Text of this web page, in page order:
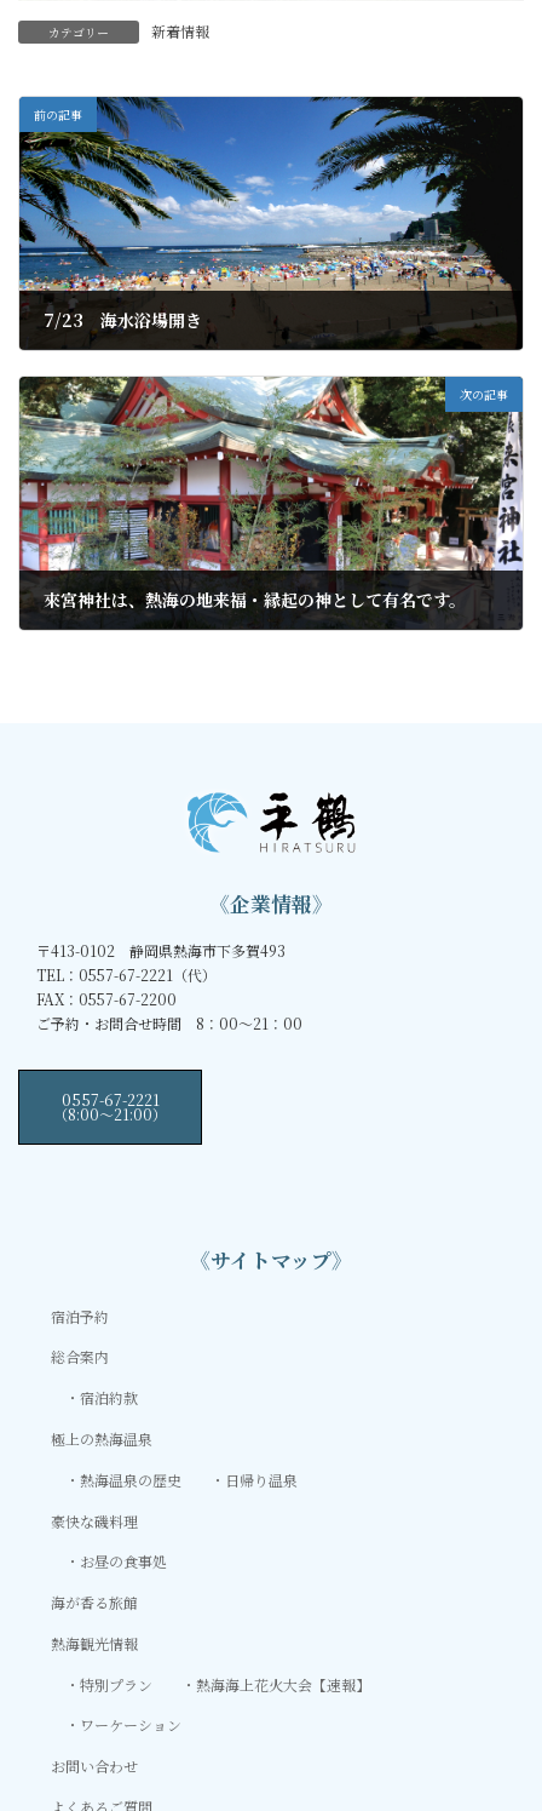
カテゴリー 新着情報
前の記事
7/23 海水浴場開き
次の記事
來宮神社は、熱海の地来福・縁起の神として有名です。
《企業情報》
〒413-0102 静岡県熱海市下多賀493
TEL：0557-67-2221（代）
FAX：0557-67-2200
ご予約・お問合せ時間 8：00～21：00
0557-67-2221
（8:00〜21:00）
《サイトマップ》
宿泊予約
総合案内
宿泊約款
極上の熱海温泉
熱海温泉の歴史
日帰り温泉
豪快な磯料理
お昼の食事処
海が香る旅館
熱海観光情報
特別プラン
熱海海上花火大会【速報】
ワーケーション
お問い合わせ
よくあるご質問